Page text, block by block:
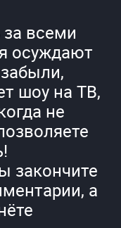
всеми
осуждают
шоу на ТВ,
не
а